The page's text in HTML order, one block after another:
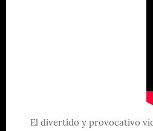
El divertido y provocativo